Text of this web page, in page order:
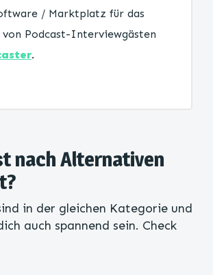
/ Marktplatz für das
Podcast-Interviewgästen
.
nach Alternativen
in der gleichen Kategorie und
auch spannend sein. Check